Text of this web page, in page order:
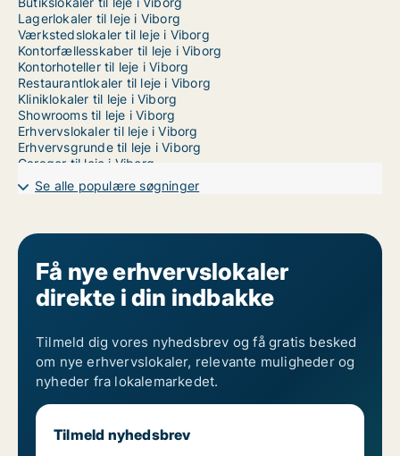
Lagerlokaler til leje i Viborg
Værkstedslokaler til leje i Viborg
Kontorfællesskaber til leje i Viborg
Kontorhoteller til leje i Viborg
Restaurantlokaler til leje i Viborg
Kliniklokaler til leje i Viborg
Showrooms til leje i Viborg
Erhvervslokaler til leje i Viborg
Erhvervsgrunde til leje i Viborg
Garager til leje i Viborg
Kontorlokaler til leje i Randers
Kontorlokaler til leje i Vejle
Se alle populære søgninger
Få nye erhvervslokaler
direkte i din indbakke
Tilmeld dig vores nyhedsbrev og få gratis besked
om nye erhvervslokaler, relevante muligheder og
nyheder fra lokalemarkedet.
Tilmeld nyhedsbrev